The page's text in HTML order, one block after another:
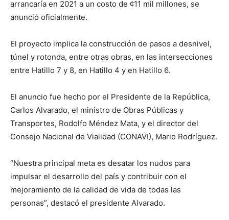
arrancaría en 2021 a un costo de ¢11 mil millones, se
anunció oficialmente.
El proyecto implica la construcción de pasos a desnivel,
túnel y rotonda, entre otras obras, en las intersecciones
entre Hatillo 7 y 8, en Hatillo 4 y en Hatillo 6.
El anuncio fue hecho por el Presidente de la República,
Carlos Alvarado, el ministro de Obras Públicas y
Transportes, Rodolfo Méndez Mata, y el director del
Consejo Nacional de Vialidad (CONAVI), Mario Rodríguez.
“Nuestra principal meta es desatar los nudos para
impulsar el desarrollo del país y contribuir con el
mejoramiento de la calidad de vida de todas las
personas”, destacó el presidente Alvarado.